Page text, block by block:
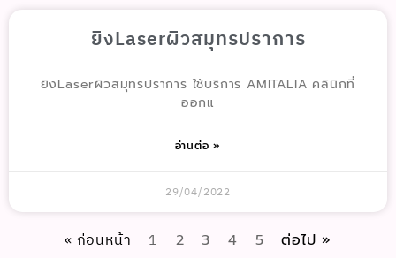
ยิงLaserผิวสมุทรปราการ
ยิงLaserผิวสมุทรปราการ ใช้บริการ AMITALIA คลินิกที่
ออกแ
อ่านต่อ »
29/04/2022
« ก่อนหน้า 1 2 3 4 5 ต่อไป »